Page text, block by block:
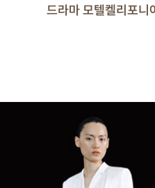
드라마 모텔켈리포니